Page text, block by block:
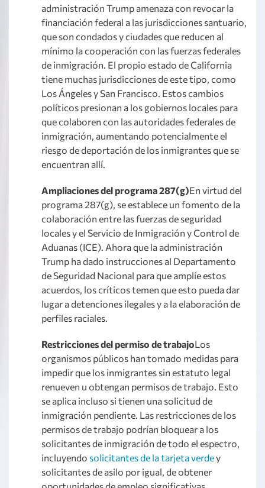
administración Trump amenaza con revocar la
financiación federal a las jurisdicciones santuario,
que son condados y ciudades que reducen al
mínimo la cooperación con las fuerzas federales
de inmigración. El propio estado de California
tiene muchas jurisdicciones de este tipo, como
Los Ángeles y San Francisco. Estos cambios
políticos presionan a los gobiernos locales para
que colaboren con las autoridades federales de
inmigración, aumentando potencialmente el
riesgo de deportación de los inmigrantes que se
encuentran allí.
Ampliaciones del programa 287(g)En virtud del
programa 287(g), se establece un fomento de la
colaboración entre las fuerzas de seguridad
locales y el Servicio de Inmigración y Control de
Aduanas (ICE). Ahora que la administración
Trump ha dado instrucciones al Departamento
de Seguridad Nacional para que amplíe estos
acuerdos, los críticos temen que esto pueda dar
lugar a detenciones ilegales y a la elaboración de
perfiles raciales.
Restricciones del permiso de trabajoLos
organismos públicos han tomado medidas para
impedir que los inmigrantes sin estatuto legal
renueven u obtengan permisos de trabajo. Esto
se aplica incluso si tienen una solicitud de
inmigración pendiente. Las restricciones de los
permisos de trabajo podrían bloquear a los
solicitantes de inmigración de todo el espectro,
incluyendo solicitantes de la tarjeta verdey
solicitantes de asilo por igual, de obtener